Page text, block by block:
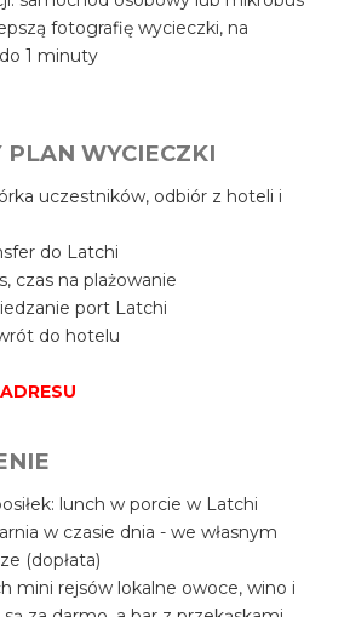
fotografię wycieczki, na
1 minuty
PLAN WYCIECZKI
uczestników, odbiór z hoteli i
do Latchi
czas na plażowanie
port Latchi
do hotelu
lunch w porcie w Latchi
w czasie dnia - we własnym
(dopłata)
mini rejsów lokalne owoce, wino i